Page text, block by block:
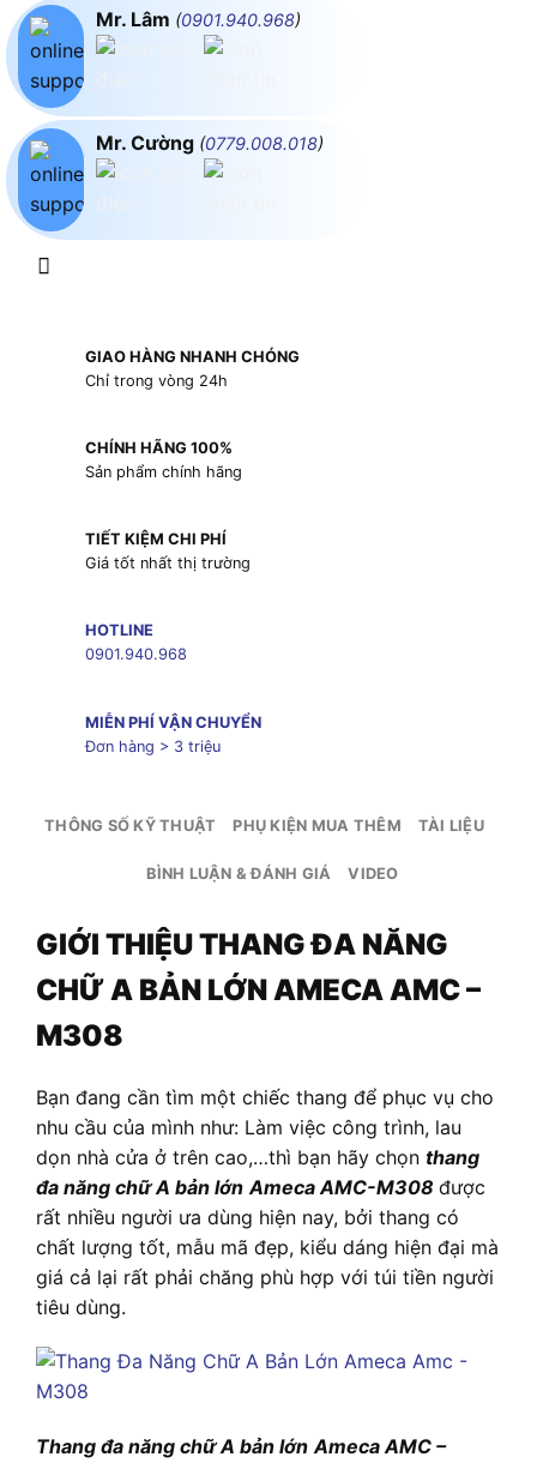
Mr. Lâm (0901.940.968)
Mr. Cường (0779.008.018)
GIAO HÀNG NHANH CHÓNG
Chỉ trong vòng 24h
CHÍNH HÃNG 100%
Sản phẩm chính hãng
TIẾT KIỆM CHI PHÍ
Giá tốt nhất thị trường
HOTLINE
0901.940.968
MIỄN PHÍ VẬN CHUYỂN
Đơn hàng > 3 triệu
THÔNG SỐ KỸ THUẬT PHỤ KIỆN MUA THÊM TÀI LIỆU
BÌNH LUẬN & ĐÁNH GIÁ VIDEO
GIỚI THIỆU THANG ĐA NĂNG
CHỮ A BẢN LỚN AMECA AMC –
M308
Bạn đang cần tìm một chiếc thang để phục vụ cho
nhu cầu của mình như: Làm việc công trình, lau
dọn nhà cửa ở trên cao,…thì bạn hãy chọn thang
đa năng chữ A bản lớn Ameca AMC-M308 được
rất nhiều người ưa dùng hiện nay, bởi thang có
chất lượng tốt, mẫu mã đẹp, kiểu dáng hiện đại mà
giá cả lại rất phải chăng phù hợp với túi tiền người
tiêu dùng.
Thang đa năng chữ A bản lớn Ameca AMC –